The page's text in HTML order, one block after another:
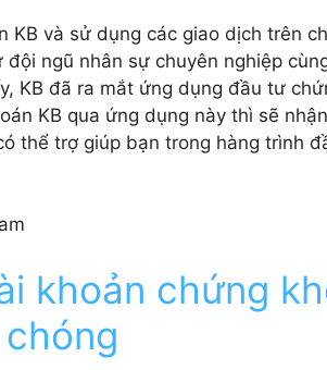
KB và sử dụng các giao dịch trên
ngũ nhân sự chuyên nghiệp
KB đã ra mắt ứng dụng đầu tư
KB qua ứng dụng này thì sẽ
thể trợ giúp bạn trong hàng trình
khoản chứng